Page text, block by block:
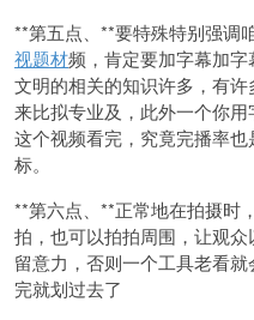
**第五点、**要特殊特别强调
视题材频，肯定要加字幕加
文明的相关的知识许多，有
来比拟专业及，此外一个你
这个视频看完，究竟完播率
标。
**第六点、**正常地在拍摄时
拍，也可以拍拍周围，让观
留意力，否则一个工具老看
完就划过去了